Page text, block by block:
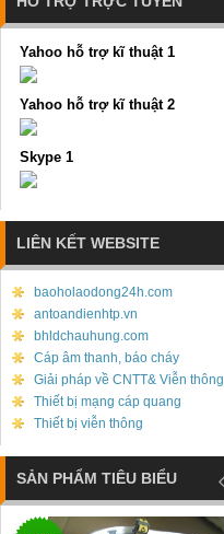
Yahoo hỗ trợ kĩ thuật 1
Yahoo hỗ trợ kĩ thuật 2
Skype 1
LIÊN KẾT WEBSITE
baoholaodong24h.com
antoandienhtp.vn
bhldchauhung.com
Cáp âm thanh, báo cháy
Giải pháp về CNTT& Viễn thông
Thiết bị mạng cáp quang
Thiết bị viễn thông
SẢN PHẨM TIÊU BIỂU